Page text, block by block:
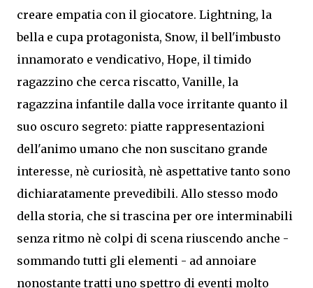
creare empatia con il giocatore. Lightning, la
bella e cupa protagonista, Snow, il bell'imbusto
innamorato e vendicativo, Hope, il timido
ragazzino che cerca riscatto, Vanille, la
ragazzina infantile dalla voce irritante quanto il
suo oscuro segreto: piatte rappresentazioni
dell'animo umano che non suscitano grande
interesse, nè curiosità, nè aspettative tanto sono
dichiaratamente prevedibili. Allo stesso modo
della storia, che si trascina per ore interminabili
senza ritmo nè colpi di scena riuscendo anche -
sommando tutti gli elementi - ad annoiare
nonostante tratti uno spettro di eventi molto